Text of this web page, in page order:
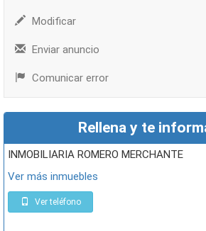
Modificar
Enviar anuncio
Comunicar error
Rellena y te
INMOBILIARIA ROMERO MERCHANTE
Ver más inmuebles
Ver teléfono